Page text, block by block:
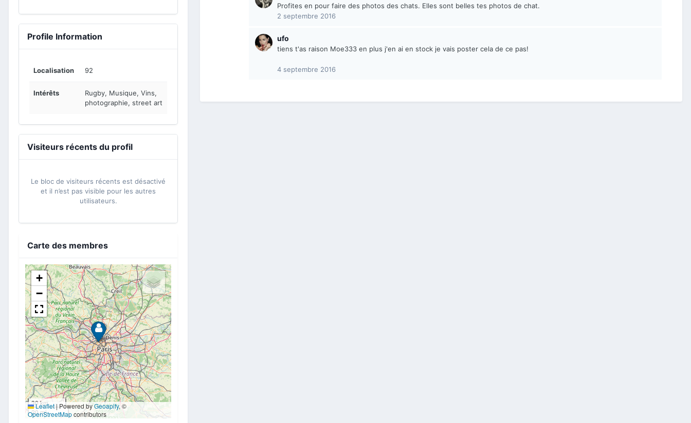
Profile Information
Localisation 92
Intérêts
Rugby, Musique, Vins,
photographie, street art
Visiteurs récents du profil
Le bloc de visiteurs récents est désactivé
et il n’est pas visible pour les autres
utilisateurs.
Carte des membres
Profites en pour faire des photos des chats. Elles sont belles tes photos de chat.
2 septembre 2016
ufo
tiens t'as raison Moe333 en plus j'en ai en stock je vais poster cela de ce pas!
4 septembre 2016